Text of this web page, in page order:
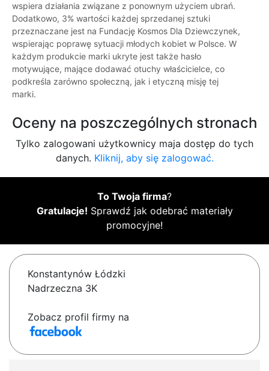
wspiera działania związane z ponownym użyciem ubrań.
Dodatkowo, 3% wartości każdej sprzedanej sztuki
przeznaczane jest na Fundację Kosmos Dla Dziewczynek,
wspierając poprawę sytuacji młodych kobiet w Polsce. W
każdym produkcie marki ukryte jest także hasło
motywujące, mające dodawać otuchy właścicielce, co
podkreśla zarówno społeczną, jak i etyczną misję tej
marki.
Oceny na poszczególnych stronach
Tylko zalogowani użytkownicy maja dostęp do tych
danych. Kliknij, aby się zalogować.
To Twoja firma?
Gratulacje! Sprawdź jak odebrać materiały
promocyjne!
Konstantynów Łódzki
Nadrzeczna 3K
Zobacz profil firmy na